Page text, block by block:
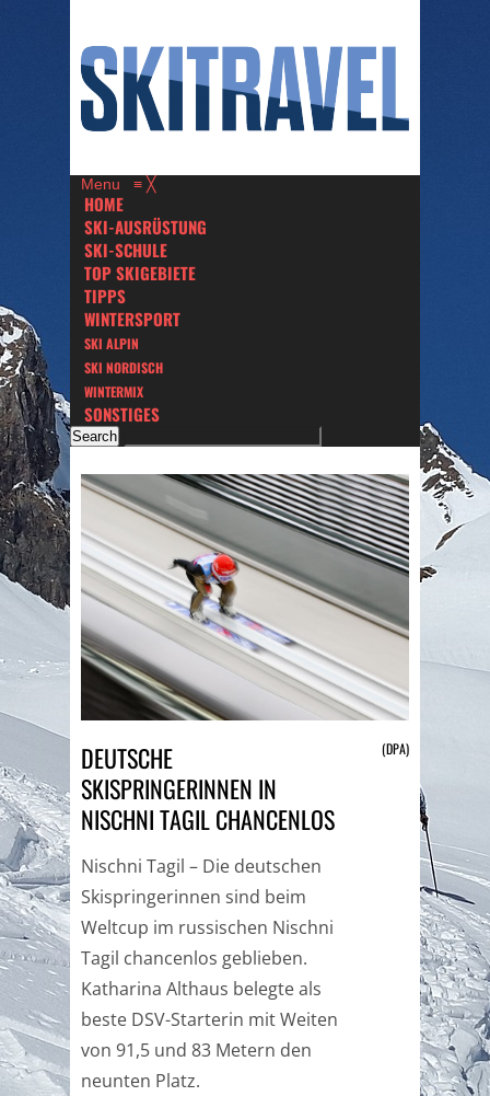
Menu ≡ ╳
HOME
SKI-AUSRÜSTUNG
SKI-SCHULE
TOP SKIGEBIETE
TIPPS
WINTERSPORT
SKI ALPIN
SKI NORDISCH
WINTERMIX
SONSTIGES
DEUTSCHE
SKISPRINGERINNEN IN
NISCHNI TAGIL CHANCENLOS
(DPA)
Nischni Tagil – Die deutschen
Skispringerinnen sind beim
Weltcup im russischen Nischni
Tagil chancenlos geblieben.
Katharina Althaus belegte als
beste DSV-Starterin mit Weiten
von 91,5 und 83 Metern den
neunten Platz.